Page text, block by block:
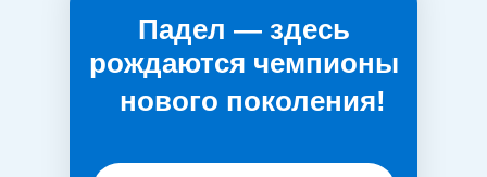
Падел — здесь
рождаются чемпионы
нового поколения!